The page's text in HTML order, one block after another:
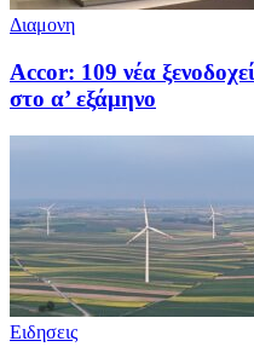
Διαμονη
Accor: 109 νέα
στο α’ εξάμηνο
Ειδησεις